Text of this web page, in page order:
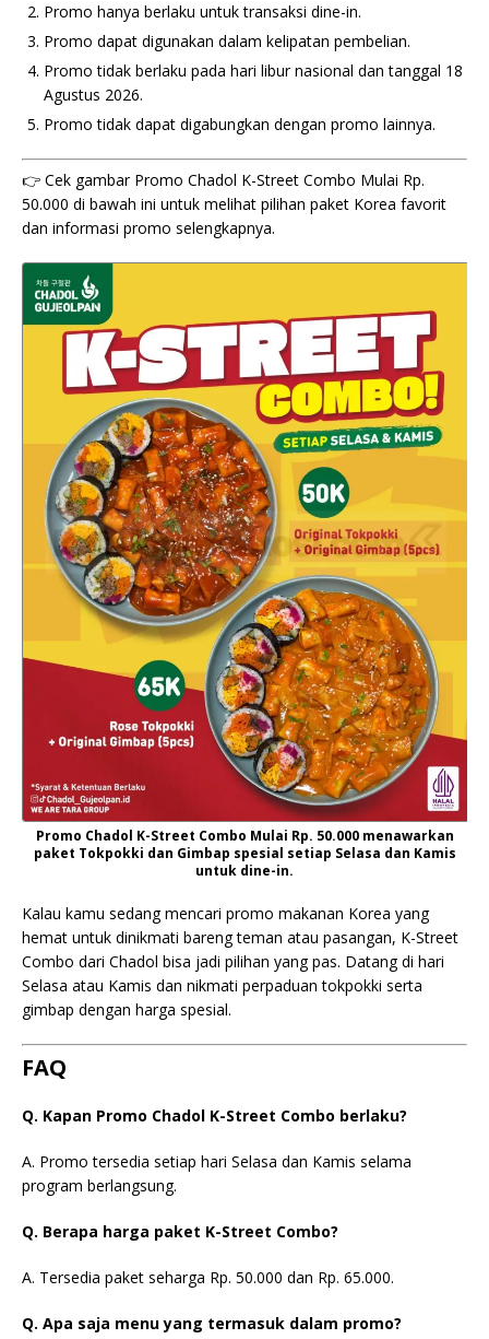
Promo hanya berlaku untuk transaksi dine-in.
Promo dapat digunakan dalam kelipatan pembelian.
Promo tidak berlaku pada hari libur nasional dan tanggal 18
Agustus 2026.
Promo tidak dapat digabungkan dengan promo lainnya.
👉 Cek gambar Promo Chadol K-Street Combo Mulai Rp.
50.000 di bawah ini untuk melihat pilihan paket Korea favorit
dan informasi promo selengkapnya.
Promo Chadol K-Street Combo Mulai Rp. 50.000 menawarkan
paket Tokpokki dan Gimbap spesial setiap Selasa dan Kamis
untuk dine-in.
Kalau kamu sedang mencari promo makanan Korea yang
hemat untuk dinikmati bareng teman atau pasangan, K-Street
Combo dari Chadol bisa jadi pilihan yang pas. Datang di hari
Selasa atau Kamis dan nikmati perpaduan tokpokki serta
gimbap dengan harga spesial.
FAQ
Q. Kapan Promo Chadol K-Street Combo berlaku?
A. Promo tersedia setiap hari Selasa dan Kamis selama
program berlangsung.
Q. Berapa harga paket K-Street Combo?
A. Tersedia paket seharga Rp. 50.000 dan Rp. 65.000.
Q. Apa saja menu yang termasuk dalam promo?